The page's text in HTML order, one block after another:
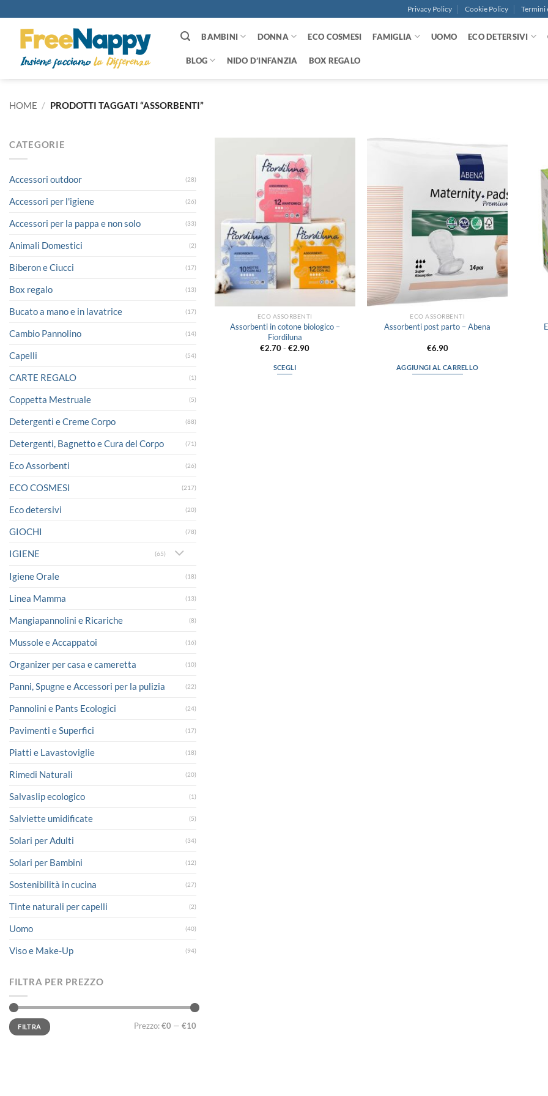
ai
contenuti
Privacy Policy Cookie Policy Termini
BAMBINI DONNA ECO COSMESI FAMIGLIA UOMO ECO DETERSIVI
BLOG NIDO D’INFANZIA BOX REGALO
HOME / PRODOTTI TAGGATI “ASSORBENTI”
CATEGORIE
Accessori outdoor (28)
Accessori per l'igiene (26)
Accessori per la pappa e non solo (33)
Animali Domestici (2)
Biberon e Ciucci (17)
Box regalo (13)
Bucato a mano e in lavatrice (17)
Cambio Pannolino (14)
Capelli (54)
CARTE REGALO (1)
Coppetta Mestruale (5)
Detergenti e Creme Corpo (88)
Detergenti, Bagnetto e Cura del Corpo (71)
Eco Assorbenti (26)
ECO COSMESI (217)
Eco detersivi (20)
GIOCHI (78)
IGIENE (65)
Igiene Orale (18)
Linea Mamma (13)
Mangiapannolini e Ricariche (8)
Mussole e Accappatoi (16)
Organizer per casa e cameretta (10)
Panni, Spugne e Accessori per la pulizia (22)
Pannolini e Pants Ecologici (24)
Pavimenti e Superfici (17)
Piatti e Lavastoviglie (18)
Rimedi Naturali (20)
Salvaslip ecologico (1)
Salviette umidificate (5)
Solari per Adulti (34)
Solari per Bambini (12)
Sostenibilità in cucina (27)
Tinte naturali per capelli (2)
Uomo (40)
Viso e Make-Up (94)
FILTRA PER PREZZO
Prezzo
Min
Prezzo
MaxFILTRA Prezzo:€0 — €10
ECO ASSORBENTI
Assorbenti in cotone biologico –
Fiordiluna
€2.70 - €2.90Fascia
SCEGLI
Aggiungi
alla lista
desideri
ECO ASSORBENTI
Assorbenti post parto – Abena
€6.90
AGGIUNGI AL CARRELLO